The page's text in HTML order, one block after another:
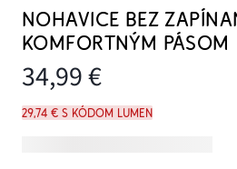
NOHAVICE BEZ
KOMFORTNÝM PÁSOM
34,99 €
29,74 € s kódom LUMEN